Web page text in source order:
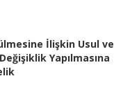
İlişkin Usul ve
Yapılmasına